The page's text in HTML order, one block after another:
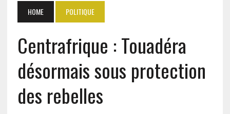
HOME POLITIQUE
Centrafrique : Touadéra
désormais sous protection
des rebelles